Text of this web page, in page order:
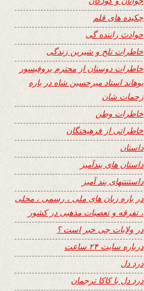
چکیده های قلم
حوادث راننده گی
خاطرات تلخ و شیرین زندگی
خاطرات دوستان از محترم پروفیسور
پوهاند استاد میرحسین شاه در باره
زحمات شان
خاطرات وطن
خاطراتی از فرهیختگان
داستان
داستان های پندآمیز
داستنتنهای پند آمیز
در باره زبان های ملی ، رسمی ، محلی
، تفرقه و تعصبات مذهبی در کشور
در ولایات چی خبر است ؟
درباره سایت ۲۴ ساعت
درد دل
درد دل با کاکا ترجمان